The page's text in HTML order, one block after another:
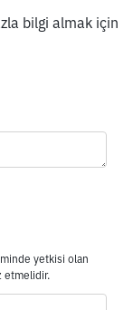
bilgi almak için
yetkisi olan
etmelidir.